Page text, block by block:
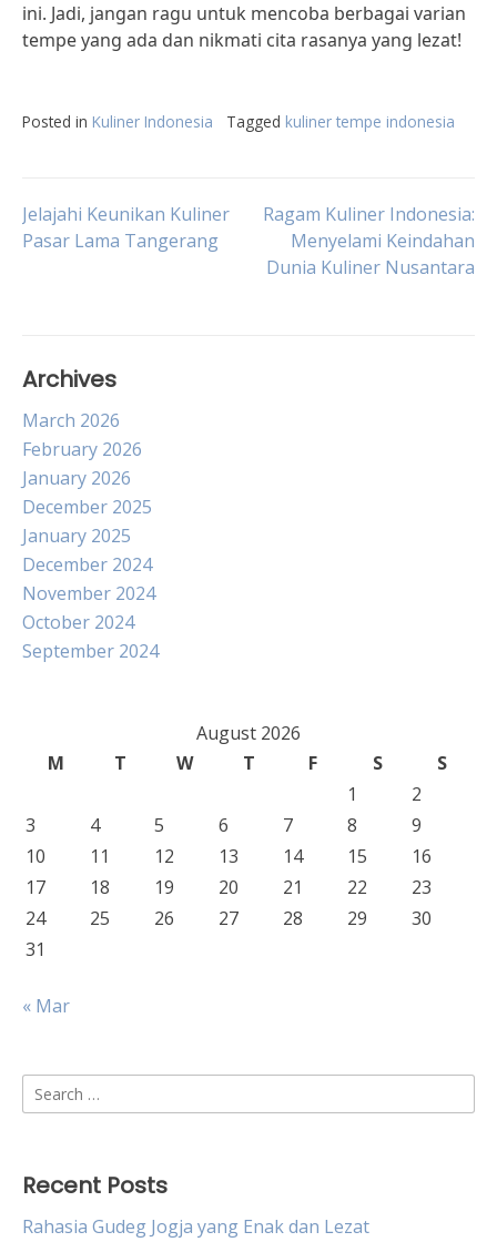
ini. Jadi, jangan ragu untuk mencoba berbagai varian
tempe yang ada dan nikmati cita rasanya yang lezat!
Posted in Kuliner Indonesia Tagged kuliner tempe indonesia
Post
Jelajahi Keunikan Kuliner
Pasar Lama Tangerang
Ragam Kuliner Indonesia:
Menyelami Keindahan
Dunia Kuliner Nusantara
Archives
March 2026
February 2026
January 2026
December 2025
January 2025
December 2024
November 2024
October 2024
September 2024
August 2026
M
T W T F S
S
1
2
3
4 5 6 7 8
9
10
11 12 13 14 15
16
17
18 19 20 21 22
23
24
25 26 27 28 29
30
31
« Mar
Search
for:
Recent Posts
Rahasia Gudeg Jogja yang Enak dan Lezat